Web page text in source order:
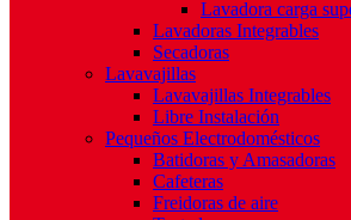
Lavadora carga
Lavadoras Integrables
Secadoras
Lavavajillas
Lavavajillas Integrables
Libre Instalación
Pequeños Electrodomésticos
Batidoras y Amasadoras
Cafeteras
Freidoras de aire